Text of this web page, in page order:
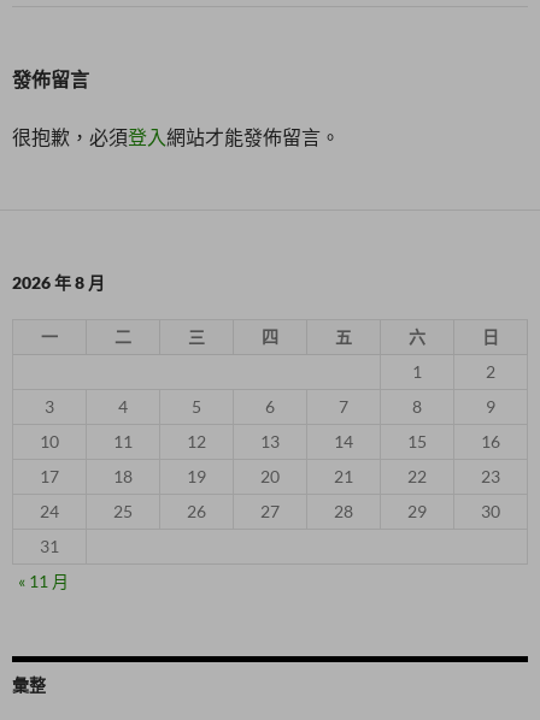
發佈留言
很抱歉，必須登入網站才能發佈留言。
2026 年 8 月
一 二 三 四 五 六
日
1
2
3
4 5 6 7 8
9
10
11 12 13 14 15
16
17
18 19 20 21 22
23
24
25 26 27 28 29
30
31
« 11 月
彙整